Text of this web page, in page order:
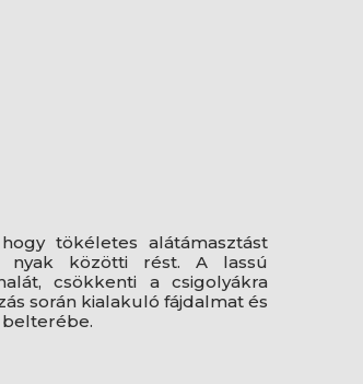
tökéletes alátámasztást
közötti rést. A lassú
csökkenti a csigolyákra
során kialakuló fájdalmat és